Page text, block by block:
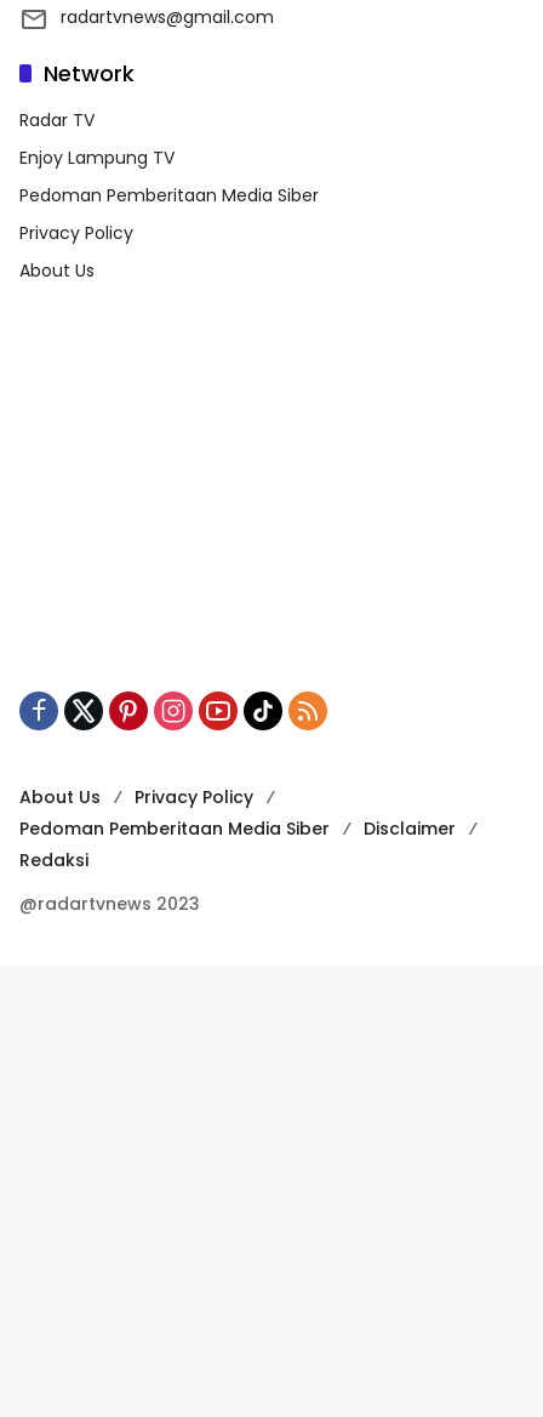
radartvnews@gmail.com
Network
Radar TV
Enjoy Lampung TV
Pedoman Pemberitaan Media Siber
Privacy Policy
About Us
About Us
Privacy Policy
Pedoman Pemberitaan Media Siber
Disclaimer
Redaksi
@radartvnews 2023